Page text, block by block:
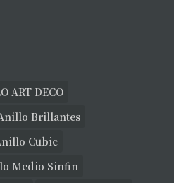
ART DECO
Brillantes
Cubic
Medio Sinfin